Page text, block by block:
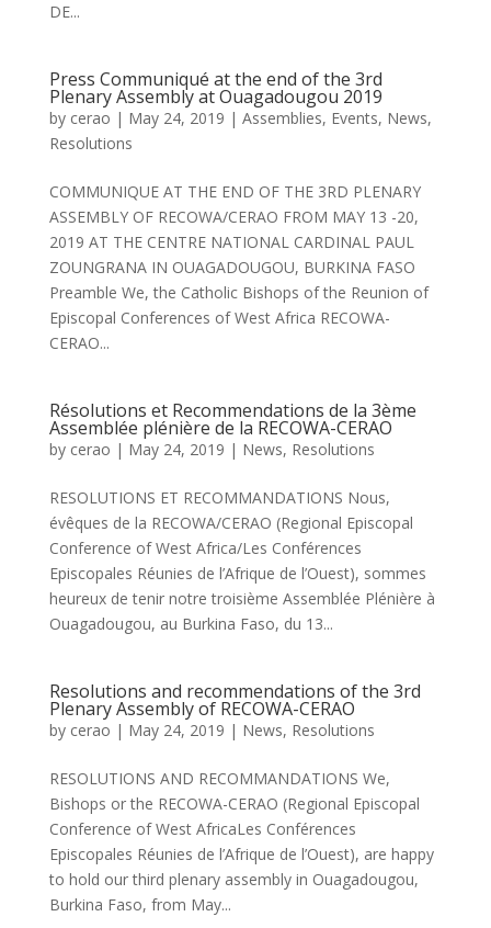
DE...
Press Communiqué at the end of the 3rd
Plenary Assembly at Ouagadougou 2019
by cerao | May 24, 2019 | Assemblies, Events, News,
Resolutions
COMMUNIQUE AT THE END OF THE 3RD PLENARY
ASSEMBLY OF RECOWA/CERAO FROM MAY 13 -20,
2019 AT THE CENTRE NATIONAL CARDINAL PAUL
ZOUNGRANA IN OUAGADOUGOU, BURKINA FASO
Preamble We, the Catholic Bishops of the Reunion of
Episcopal Conferences of West Africa RECOWA-
CERAO...
Résolutions et Recommendations de la 3ème
Assemblée plénière de la RECOWA-CERAO
by cerao | May 24, 2019 | News, Resolutions
RESOLUTIONS ET RECOMMANDATIONS Nous,
évêques de la RECOWA/CERAO (Regional Episcopal
Conference of West Africa/Les Conférences
Episcopales Réunies de l’Afrique de l’Ouest), sommes
heureux de tenir notre troisième Assemblée Plénière à
Ouagadougou, au Burkina Faso, du 13...
Resolutions and recommendations of the 3rd
Plenary Assembly of RECOWA-CERAO
by cerao | May 24, 2019 | News, Resolutions
RESOLUTIONS AND RECOMMANDATIONS We,
Bishops or the RECOWA-CERAO (Regional Episcopal
Conference of West AfricaLes Conférences
Episcopales Réunies de l’Afrique de l’Ouest), are happy
to hold our third plenary assembly in Ouagadougou,
Burkina Faso, from May...